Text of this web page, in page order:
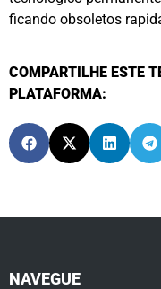
ficando obsoletos
COMPARTILHE ESTE
PLATAFORMA:
NAVEGUE